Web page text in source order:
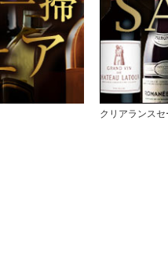
クリアランスセ